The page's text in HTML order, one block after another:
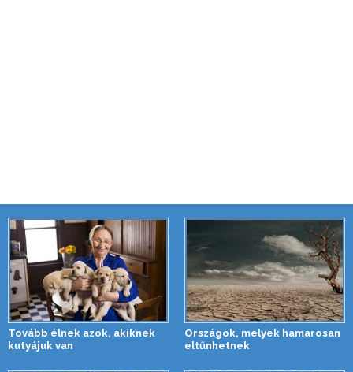
Tovább élnek azok, akiknek
kutyájuk van
Országok, melyek hamarosan
eltűnhetnek